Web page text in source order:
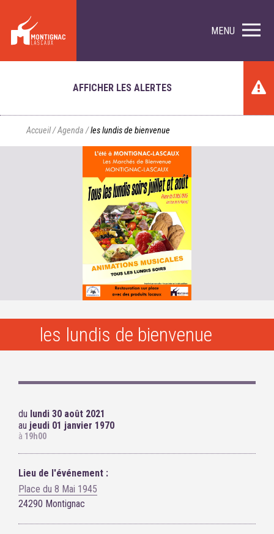
MENU
AFFICHER LES ALERTES
Accueil/Agenda /les lundis de bienvenue
les lundis de bienvenue
du lundi 30 août 2021
au jeudi 01 janvier 1970
à 19h00
Lieu de l'événement :
Place du 8 Mai 1945
24290 Montignac